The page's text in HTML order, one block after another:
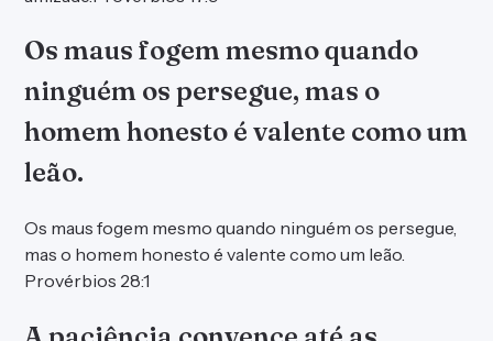
Os maus fogem mesmo quando
ninguém os persegue, mas o
homem honesto é valente como um
leão.
Os maus fogem mesmo quando ninguém os persegue,
mas o homem honesto é valente como um leão.
Provérbios 28:1